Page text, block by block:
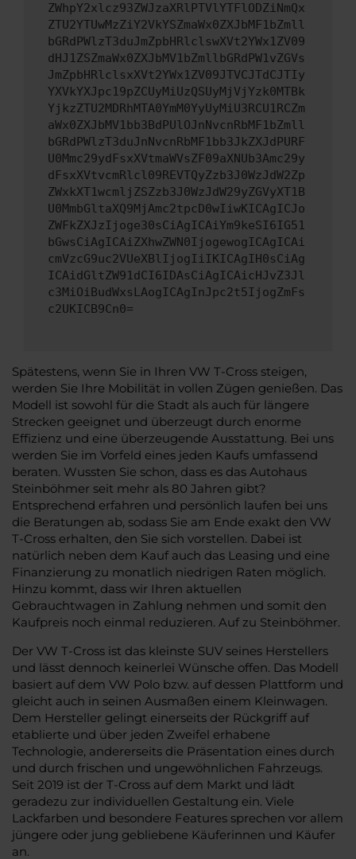
ZWhpY2xlcz93ZWJzaXRlPTVlYTFlODZiNmQx
ZTU2YTUwMzZiY2VkYSZmaWx0ZXJbMF1bZmll
bGRdPWlzT3duJmZpbHRlclswXVt2YWx1ZV09
dHJ1ZSZmaWx0ZXJbMV1bZmllbGRdPW1vZGVs
JmZpbHRlclsxXVt2YWx1ZV09JTVCJTdCJTIy
YXVkYXJpc19pZCUyMiUzQSUyMjVjYzk0MTBk
YjkzZTU2MDRhMTA0YmM0YyUyMiU3RCU1RCZm
aWx0ZXJbMV1bb3BdPUlOJnNvcnRbMF1bZmll
bGRdPWlzT3duJnNvcnRbMF1bb3JkZXJdPURF
U0Mmc29ydFsxXVtmaWVsZF09aXNUb3Amc29y
dFsxXVtvcmRlcl09REVTQyZzb3J0WzJdW2Zp
ZWxkXT1wcmljZSZzb3J0WzJdW29yZGVyXT1B
U0MmbGltaXQ9MjAmc2tpcD0wIiwKICAgICJo
ZWFkZXJzIjoge30sCiAgICAiYm9keSI6IG51
bGwsCiAgICAiZXhwZWN0IjogewogICAgICAi
cmVzcG9uc2VUeXBlIjogIiIKICAgIH0sCiAg
ICAidGltZW91dCI6IDAsCiAgICAicHJvZ3Jl
c3MiOiBudWxsLAogICAgInJpc2t5IjogZmFs
c2UKICB9Cn0=
Spätestens, wenn Sie in Ihren VW T-Cross steigen,
werden Sie Ihre Mobilität in vollen Zügen genießen. Das
Modell ist sowohl für die Stadt als auch für längere
Strecken geeignet und überzeugt durch enorme
Effizienz und eine überzeugende Ausstattung. Bei uns
werden Sie im Vorfeld eines jeden Kaufs umfassend
beraten. Wussten Sie schon, dass es das Autohaus
Steinböhmer seit mehr als 80 Jahren gibt?
Entsprechend erfahren und persönlich laufen bei uns
die Beratungen ab, sodass Sie am Ende exakt den VW
T-Cross erhalten, den Sie sich vorstellen. Dabei ist
natürlich neben dem Kauf auch das Leasing und eine
Finanzierung zu monatlich niedrigen Raten möglich.
Hinzu kommt, dass wir Ihren aktuellen
Gebrauchtwagen in Zahlung nehmen und somit den
Kaufpreis noch einmal reduzieren. Auf zu Steinböhmer.
Der VW T-Cross ist das kleinste SUV seines Herstellers
und lässt dennoch keinerlei Wünsche offen. Das Modell
basiert auf dem VW Polo bzw. auf dessen Plattform und
gleicht auch in seinen Ausmaßen einem Kleinwagen.
Dem Hersteller gelingt einerseits der Rückgriff auf
etablierte und über jeden Zweifel erhabene
Technologie, andererseits die Präsentation eines durch
und durch frischen und ungewöhnlichen Fahrzeugs.
Seit 2019 ist der T-Cross auf dem Markt und lädt
geradezu zur individuellen Gestaltung ein. Viele
Lackfarben und besondere Features sprechen vor allem
jüngere oder jung gebliebene Käuferinnen und Käufer
an.